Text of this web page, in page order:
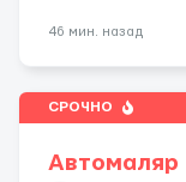
46 мин. назад
СРОЧНО
Автомаляр